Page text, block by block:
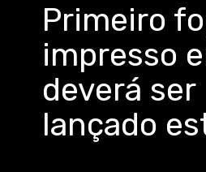
Primeiro
impresso
deverá ser
lançado